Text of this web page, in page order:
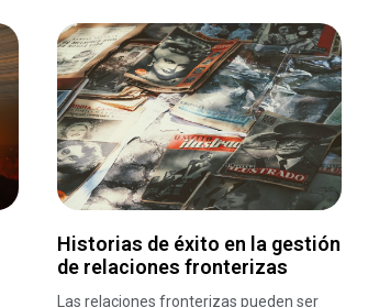
Historias de éxito en la gestión
de relaciones fronterizas
Las relaciones fronterizas pueden ser